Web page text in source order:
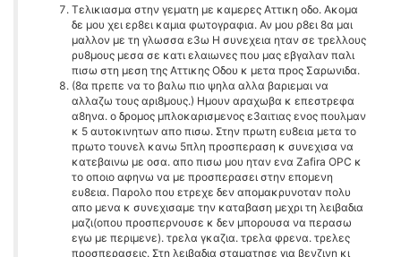
Τελικιασμα στην γεματη με καμερες Αττικη οδο. Ακομα
δε μου χει ερ8ει καμια φωτογραφια. Αν μου ρ8ει 8α μαι
μαλλον με τη γλωσσα ε3ω Η συνεχεια ηταν σε τρελλους
ρυ8μους μεσα σε κατι ελαιωνες που μας εβγαλαν παλι
πισω στη μεση της Αττικης Οδου κ μετα προς Σαρωνιδα.
(8α πρεπε να το βαλω πιο ψηλα αλλα βαριεμαι να
αλλαζω τους αρι8μους.) Ημουν αραχωβα κ επεστρεφα
α8ηνα. ο δρομος μπλοκαρισμενος ε3αιτιας ενος πουλμαν
κ 5 αυτοκινητων απο πισω. Στην πρωτη ευ8εια μετα το
πρωτο τουνελ κανω 5πλη προσπεραση κ συνεχισα να
κατεβαινω με οσα. απο πισω μου ηταν ενα Zafira OPC κ
το οποιο αφηνω να με προσπερασει στην επομενη
ευ8εια. Παρολο που ετρεχε δεν απομακρυνοταν πολυ
απο μενα κ συνεχισαμε την καταβαση μεχρι τη λειβαδια
μαζι(οπου προσπερνουσε κ δεν μπορουσα να περασω
εγω με περιμενε). τρελα γκαζια. τρελα φρενα. τρελες
προσπερασεις. Στη λειβαδια σταματησε για βενζινη κι